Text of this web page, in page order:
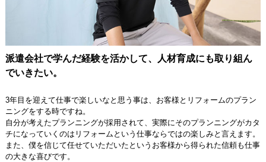
派遣会社で学んだ経験を活かして、人材育成にも取り組ん
でいきたい。
3年目を迎えて仕事で楽しいなと思う事は、お客様とリフォームのプラン
ニングをする時ですね。
自分が考えたプランニングが採用されて、実際にそのプランニングがカタ
チになっていくのはリフォームという仕事ならではの楽しみと言えます。
また、僕を信じて任せていただいたというお客様から得られた信頼も仕事
の大きな喜びです。